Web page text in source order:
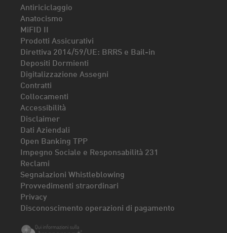
Antiriciclaggio
Anatocismo
MiFID II
Prodotti Assicurativi
Direttiva 2014/59/UE: BRRS e Bail-in
Depositi Dormienti
Digitalizzazione Assegni
Contratti
Collocamenti
Accessibilità
Disclaimer
Dati Aziendali
Open Banking TPP
Impegno Sociale e Responsabilità 231
Reclami
Segnalazioni Whistleblowing
Provvedimenti straordinari
Privacy
Disconoscimento operazioni di pagamento